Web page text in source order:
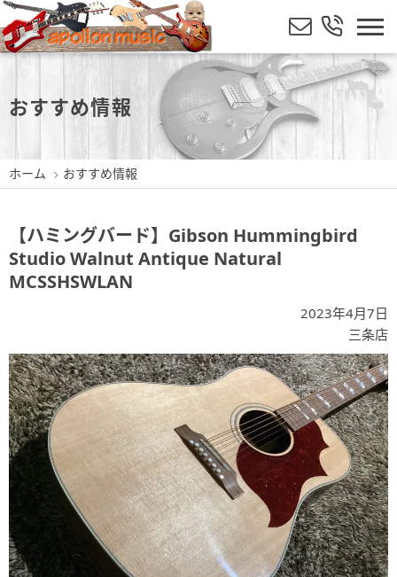
おすすめ情報
ホーム おすすめ情報
【ハミングバード】Gibson Hummingbird
Studio Walnut Antique Natural
MCSSHSWLAN
2023年4月7日
三条店